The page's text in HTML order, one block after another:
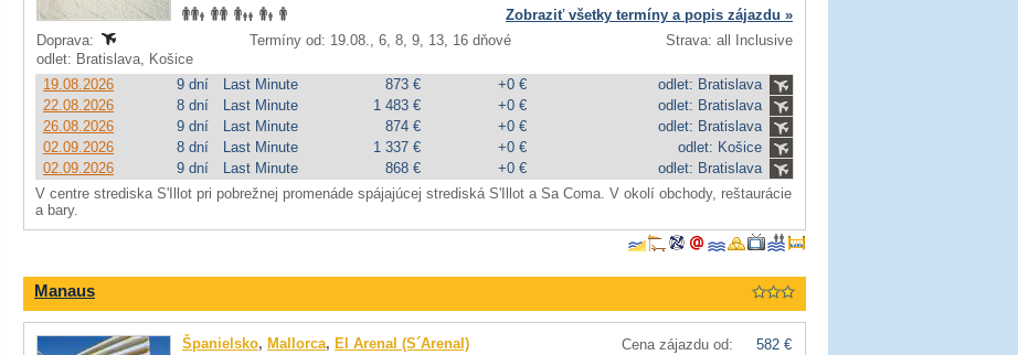
Zobraziť všetky termíny a popis zájazdu »
Doprava:
Termíny od: 19.08., 6, 8, 9, 13, 16 dňové
Strava: all Inclusive
odlet: Bratislava, Košice
19.08.2026
9 dní Last Minute 873 € +0 €
odlet: Bratislava
22.08.2026
8 dní Last Minute 1 483 € +0 €
odlet: Bratislava
26.08.2026
9 dní Last Minute 874 € +0 €
odlet: Bratislava
02.09.2026
8 dní Last Minute 1 337 € +0 €
odlet: Košice
02.09.2026
9 dní Last Minute 868 € +0 €
odlet: Bratislava
V centre strediska S'Illot pri pobrežnej promenáde spájajúcej strediská S'Illot a Sa Coma. V okolí obchody, reštaurácie
a bary.
Manaus
Cena zájazdu od:
582 €
Španielsko, Mallorca, El Arenal (S´Arenal)